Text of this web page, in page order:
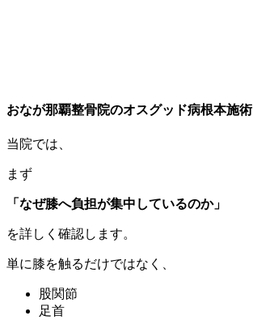
おなが那覇整骨院のオスグッド病根本施術
当院では、
まず
「なぜ膝へ負担が集中しているのか」
を詳しく確認します。
単に膝を触るだけではなく、
股関節
足首